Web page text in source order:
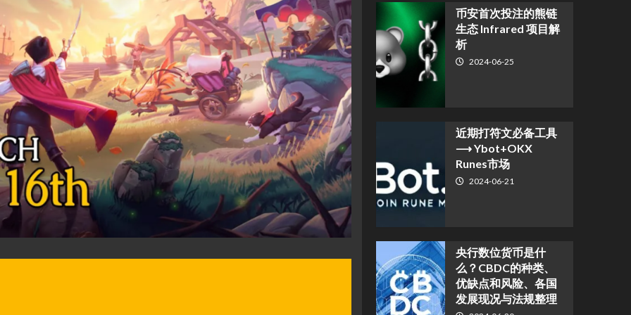
币安首次投注的熊链
生态 Infrared 项目解
析
2024-06-25
近期打符文必备工具
⟶ Ybot+OKX
Runes市场
2024-06-21
央行数位货币是什
么？CBDC的种类、
优缺点和风险、各国
发展现况与法规整理